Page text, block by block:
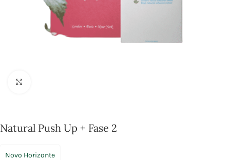
Natural Push Up + Fase 2
Novo Horizonte